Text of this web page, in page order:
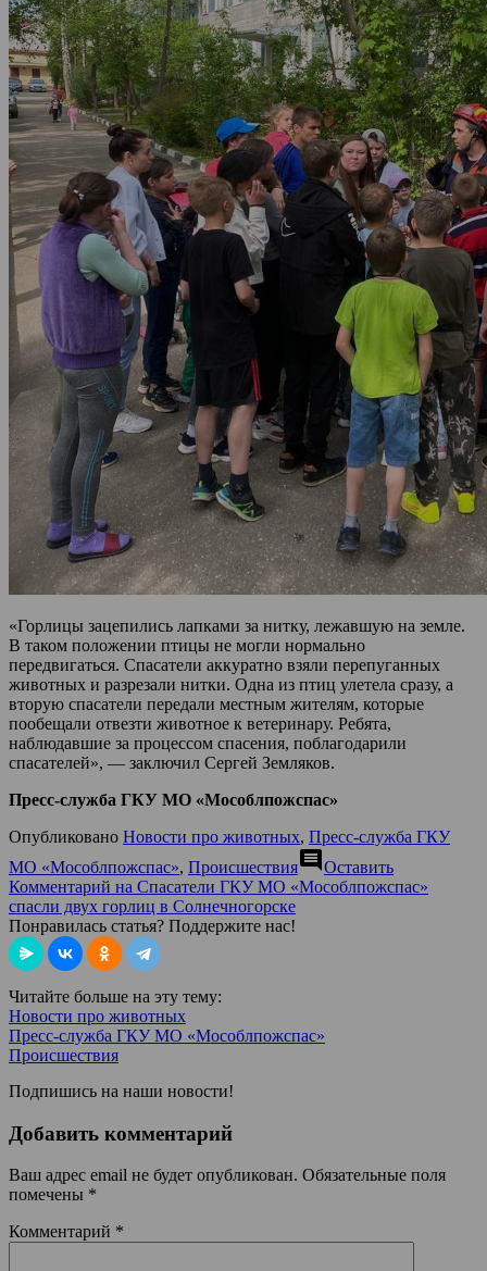
«Горлицы зацепились лапками за нитку, лежавшую на земле.
В таком положении птицы не могли нормально
передвигаться. Спасатели аккуратно взяли перепуганных
животных и разрезали нитки. Одна из птиц улетела сразу, а
вторую спасатели передали местным жителям, которые
пообещали отвезти животное к ветеринару. Ребята,
наблюдавшие за процессом спасения, поблагодарили
спасателей», — заключил Сергей Земляков.
Пресс-служба ГКУ МО «Мособлпожспас»
Опубликовано Новости про животных, Пресс-служба ГКУ
МО «Мособлпожспас», Происшествияcomment Оставить
Комментарий на Спасатели ГКУ МО «Мособлпожспас»
спасли двух горлиц в Солнечногорске
Понравилась статья? Поддержите нас!
Читайте больше на эту тему:
Новости про животных
Пресс-служба ГКУ МО «Мособлпожспас»
Происшествия
Подпишись на наши новости!
Добавить комментарий
Ваш адрес email не будет опубликован. Обязательные поля
помечены *
Комментарий *